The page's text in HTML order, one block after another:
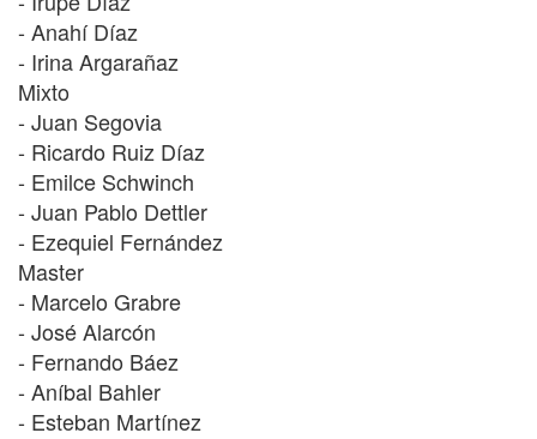
- Anahí Díaz
- Irina Argarañaz
Mixto
- Juan Segovia
- Ricardo Ruiz Díaz
- Emilce Schwinch
- Juan Pablo Dettler
- Ezequiel Fernández
Master
- Marcelo Grabre
- José Alarcón
- Fernando Báez
- Aníbal Bahler
- Esteban Martínez